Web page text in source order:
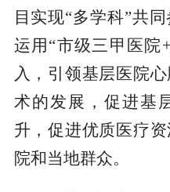
目实现“多学科”共
运用“市级三甲医院
入，引领基层医院
术的发展，促进基
升，促进优质医疗
院和当地群众。